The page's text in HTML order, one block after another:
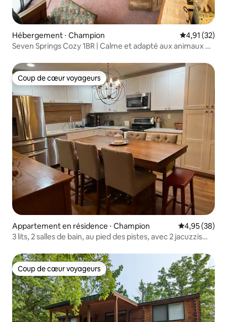
Hébergement ⋅ Champion Évaluation
4,91 (32)
Seven Springs Cozy 1BR | Calme et adapté aux animaux de
Coup de cœur voyageurs
Coup de cœur voyageurs
Appartement en résidence ⋅ Champion Évaluation
4,95 (38)
3 lits, 2 salles de bain, au pied des pistes, avec 2 jacuzzis
Coup de cœur voyageurs
Coup de cœur voyageurs